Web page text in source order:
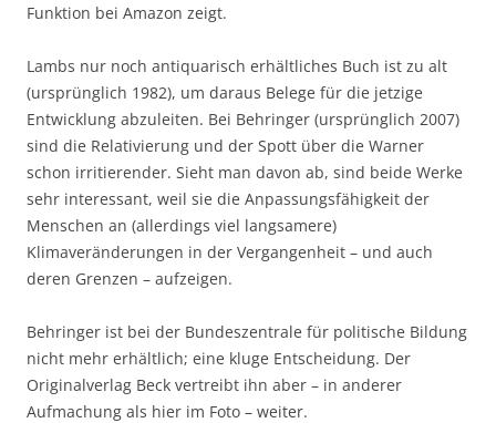
Funktion bei Amazon zeigt.
Lambs nur noch antiquarisch erhältliches Buch ist zu alt
(ursprünglich 1982), um daraus Belege für die jetzige
Entwicklung abzuleiten. Bei Behringer (ursprünglich 2007)
sind die Relativierung und der Spott über die Warner
schon irritierender. Sieht man davon ab, sind beide Werke
sehr interessant, weil sie die Anpassungsfähigkeit der
Menschen an (allerdings viel langsamere)
Klimaveränderungen in der Vergangenheit – und auch
deren Grenzen – aufzeigen.
Behringer ist bei der Bundeszentrale für politische Bildung
nicht mehr erhältlich; eine kluge Entscheidung. Der
Originalverlag Beck vertreibt ihn aber – in anderer
Aufmachung als hier im Foto – weiter.